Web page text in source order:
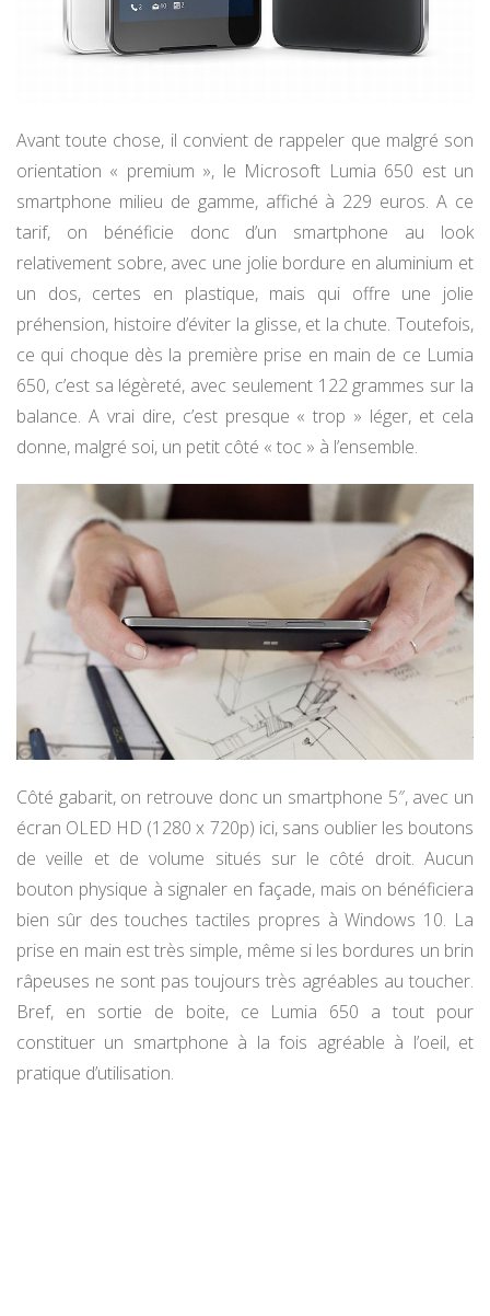
Avant toute chose, il convient de rappeler que malgré son
orientation « premium », le Microsoft Lumia 650 est un
smartphone milieu de gamme, affiché à 229 euros. A ce
tarif, on bénéficie donc d’un smartphone au look
relativement sobre, avec une jolie bordure en aluminium et
un dos, certes en plastique, mais qui offre une jolie
préhension, histoire d’éviter la glisse, et la chute. Toutefois,
ce qui choque dès la première prise en main de ce Lumia
650, c’est sa légèreté, avec seulement 122 grammes sur la
balance. A vrai dire, c’est presque « trop » léger, et cela
donne, malgré soi, un petit côté « toc » à l’ensemble.
Côté gabarit, on retrouve donc un smartphone 5″, avec un
écran OLED HD (1280 x 720p) ici, sans oublier les boutons
de veille et de volume situés sur le côté droit. Aucun
bouton physique à signaler en façade, mais on bénéficiera
bien sûr des touches tactiles propres à Windows 10. La
prise en main est très simple, même si les bordures un brin
râpeuses ne sont pas toujours très agréables au toucher.
Bref, en sortie de boite, ce Lumia 650 a tout pour
constituer un smartphone à la fois agréable à l’oeil, et
pratique d’utilisation.